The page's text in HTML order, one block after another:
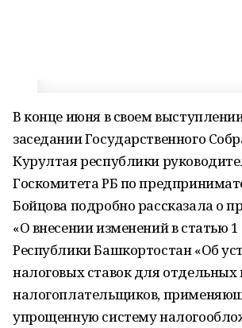
В конце июня в своем
заседании Государственного
Курултая республики
Госкомитета РБ по
Бойцова подробно рассказала о
«О внесении изменений в статью 1
Республики Башкортостан «Об
налоговых ставок для отдельных
налогоплательщиков,
упрощенную систему